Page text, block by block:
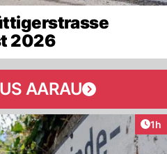
2026
AARAU
1h